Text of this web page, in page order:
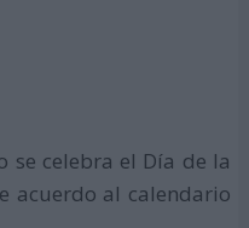
se celebra el Día de la
acuerdo al calendario